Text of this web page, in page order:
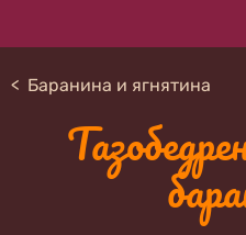
Баранина и ягнятина